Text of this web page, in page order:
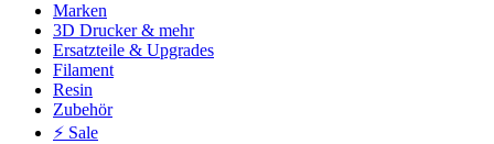
Marken
3D Drucker & mehr
Ersatzteile & Upgrades
Filament
Resin
Zubehör
⚡ Sale